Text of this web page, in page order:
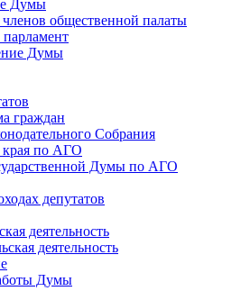
Думы
общественной палаты
Думы
граждан
Собрания
края по АГО
Думы по АГО
депутатов
деятельность
деятельность
Думы